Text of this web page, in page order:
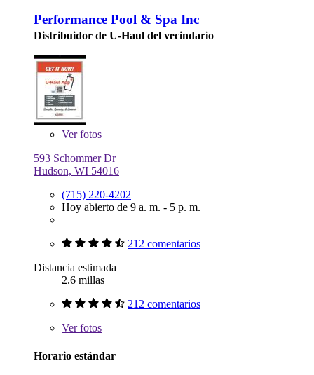
Performance Pool & Spa Inc
Distribuidor de U-Haul del vecindario
Verfotos
593 Schommer Dr
Hudson, WI 54016
(715) 220-4202
Hoy abierto de 9 a. m. - 5 p. m.
212 comentarios
Distancia estimada
2.6 millas
212 comentarios
Verfotos
Horario estándar